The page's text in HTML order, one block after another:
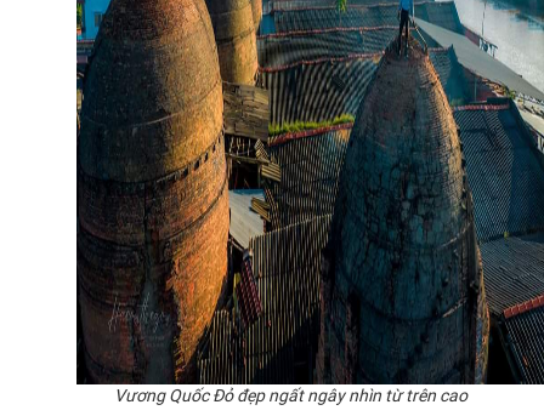
Vương Quốc Đỏ đẹp ngất ngây nhìn từ trên cao